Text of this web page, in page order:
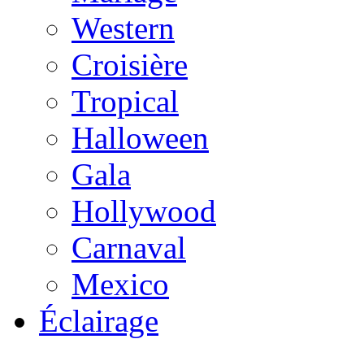
Western
Croisière
Tropical
Halloween
Gala
Hollywood
Carnaval
Mexico
Éclairage